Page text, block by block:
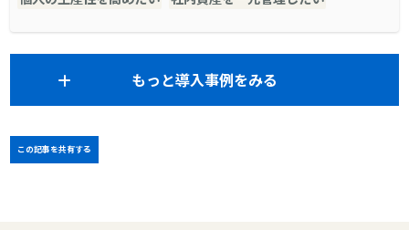
もっと導入事例をみる
この記事を共有する